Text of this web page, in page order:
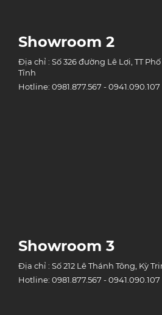
Showroom 2
Địa chỉ : Số 326 đường Lê Lợi, TT
Tĩnh
Hotline: 0981.877.567 - 0941.090.107
Showroom 3
Địa chỉ : Số 212 Lê Thánh Tông, Kỳ
Hotline: 0981.877.567 - 0941.090.107